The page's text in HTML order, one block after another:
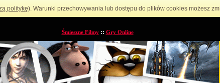
politykę). Warunki przechowywania lub dostępu do plików cookies możesz
Śmieszne Filmy:: Gry Online